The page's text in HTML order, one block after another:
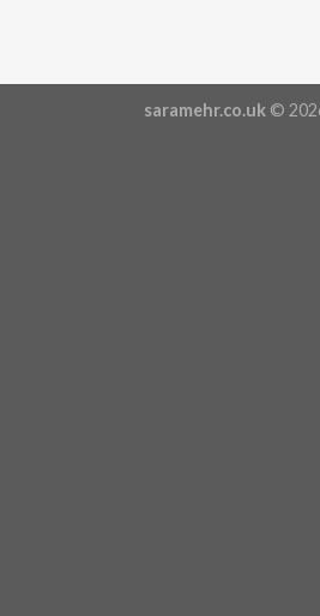
saramehr.co.uk